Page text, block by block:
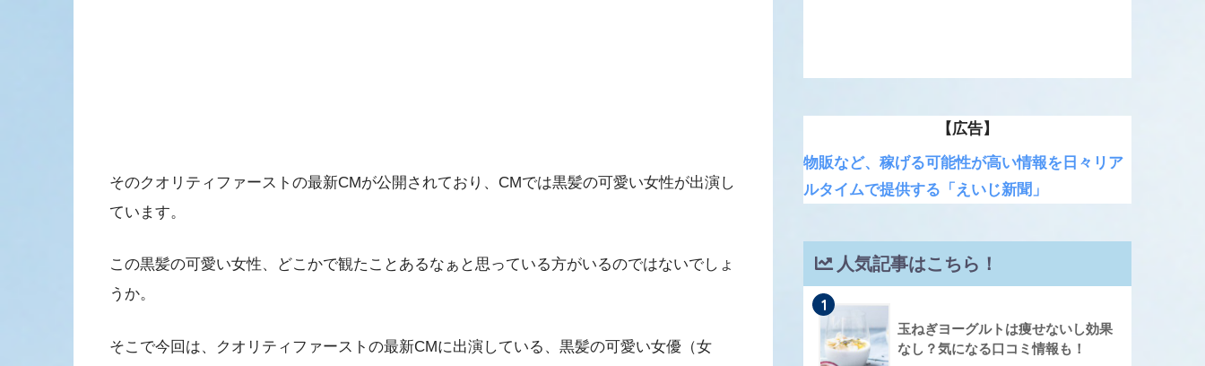
そのクオリティファーストの最新CMが公開されており、CMでは黒髪の可愛い女性が出演し
ています。
この黒髪の可愛い女性、どこかで観たことあるなぁと思っている方がいるのではないでしょ
うか。
そこで今回は、クオリティファーストの最新CMに出演している、黒髪の可愛い女優（女
【広告】
物販など、稼げる可能性が高い情報を日々リア
ルタイムで提供する「えいじ新聞」
人気記事はこちら！
1
玉ねぎヨーグルトは痩せないし効果
なし？気になる口コミ情報も！